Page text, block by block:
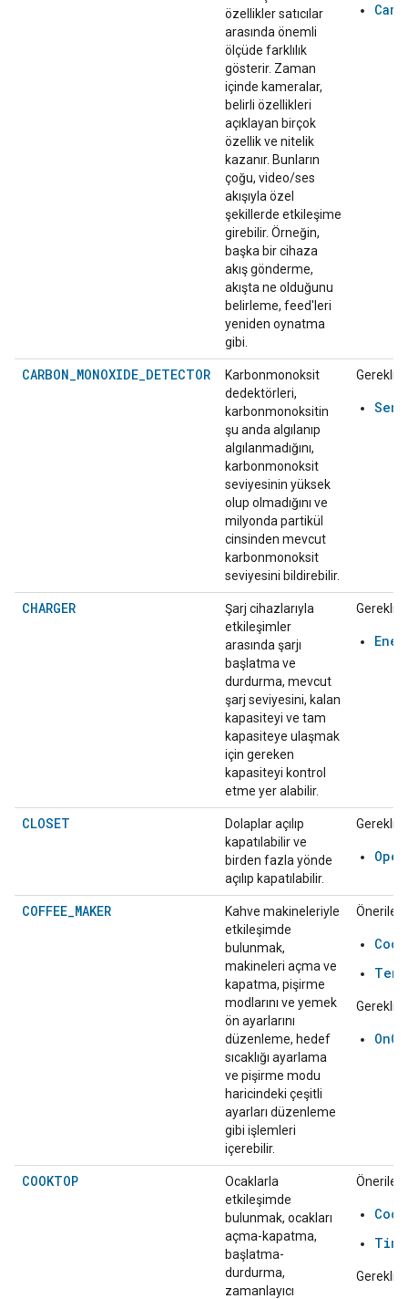
özellikler satıcılar
arasında önemli
ölçüde farklılık
gösterir. Zaman
içinde kameralar,
belirli özellikleri
açıklayan birçok
özellik ve nitelik
kazanır. Bunların
çoğu, video/ses
akışıyla özel
şekillerde etkileşime
girebilir. Örneğin,
başka bir cihaza
akış gönderme,
akışta ne olduğunu
belirleme, feed'leri
yeniden oynatma
gibi.
CARBON_MONOXIDE_DETECTOR
Karbonmonoksit
dedektörleri,
karbonmonoksitin
şu anda algılanıp
algılanmadığını,
karbonmonoksit
seviyesinin yüksek
olup olmadığını ve
milyonda partikül
cinsinden mevcut
karbonmonoksit
seviyesini bildirebilir.
Gerekli:
CHARGER
Şarj cihazlarıyla
etkileşimler
arasında şarjı
başlatma ve
durdurma, mevcut
şarj seviyesini, kalan
kapasiteyi ve tam
kapasiteye ulaşmak
için gereken
kapasiteyi kontrol
etme yer alabilir.
Gerekli:
CLOSET
Dolaplar açılıp
kapatılabilir ve
birden fazla yönde
açılıp kapatılabilir.
Gerekli:
COFFEE_MAKER
Kahve makineleriyle
etkileşimde
bulunmak,
makineleri açma ve
kapatma, pişirme
modlarını ve yemek
ön ayarlarını
düzenleme, hedef
sıcaklığı ayarlama
ve pişirme modu
haricindeki çeşitli
ayarları düzenleme
gibi işlemleri
içerebilir.
Önerilen:
Cook
Gerekli:
COOKTOP
Ocaklarla
etkileşimde
bulunmak, ocakları
açma-kapatma,
başlatma-
durdurma,
zamanlayıcı
Önerilen:
Cook
Gerekli: